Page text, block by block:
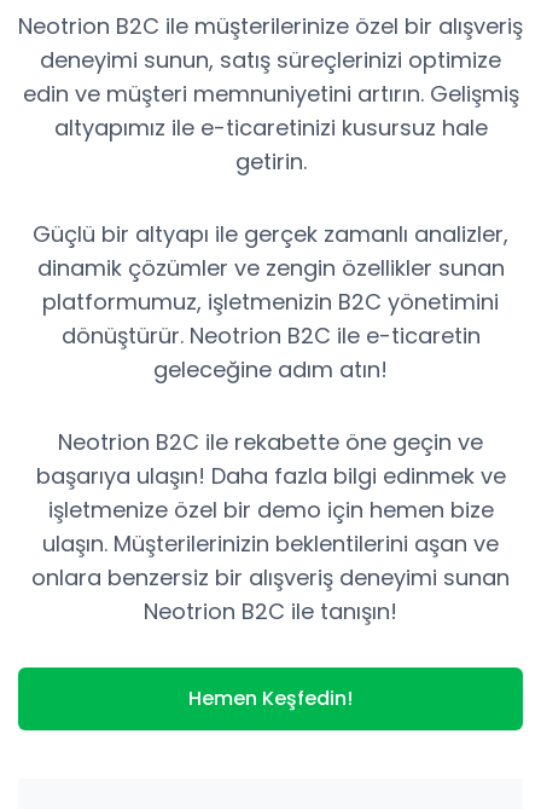
Neotrion B2C ile müşterilerinize özel bir alışveriş
deneyimi sunun, satış süreçlerinizi optimize
edin ve müşteri memnuniyetini artırın. Gelişmiş
altyapımız ile e-ticaretinizi kusursuz hale
getirin.
Güçlü bir altyapı ile gerçek zamanlı analizler,
dinamik çözümler ve zengin özellikler sunan
platformumuz, işletmenizin B2C yönetimini
dönüştürür. Neotrion B2C ile e-ticaretin
geleceğine adım atın!
Neotrion B2C ile rekabette öne geçin ve
başarıya ulaşın! Daha fazla bilgi edinmek ve
işletmenize özel bir demo için hemen bize
ulaşın. Müşterilerinizin beklentilerini aşan ve
onlara benzersiz bir alışveriş deneyimi sunan
Neotrion B2C ile tanışın!
Hemen Keşfedin!